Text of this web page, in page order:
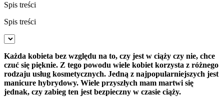
Spis treści
Spis treści
Każda kobieta bez względu na to, czy jest w ciąży czy nie, chce
czuć się pięknie. Z tego powodu wiele kobiet korzysta z różnego
rodzaju usług kosmetycznych. Jedną z najpopularniejszych jest
manicure hybrydowy. Wiele przyszłych mam martwi się
jednak, czy zabieg ten jest bezpieczny w czasie ciąży.